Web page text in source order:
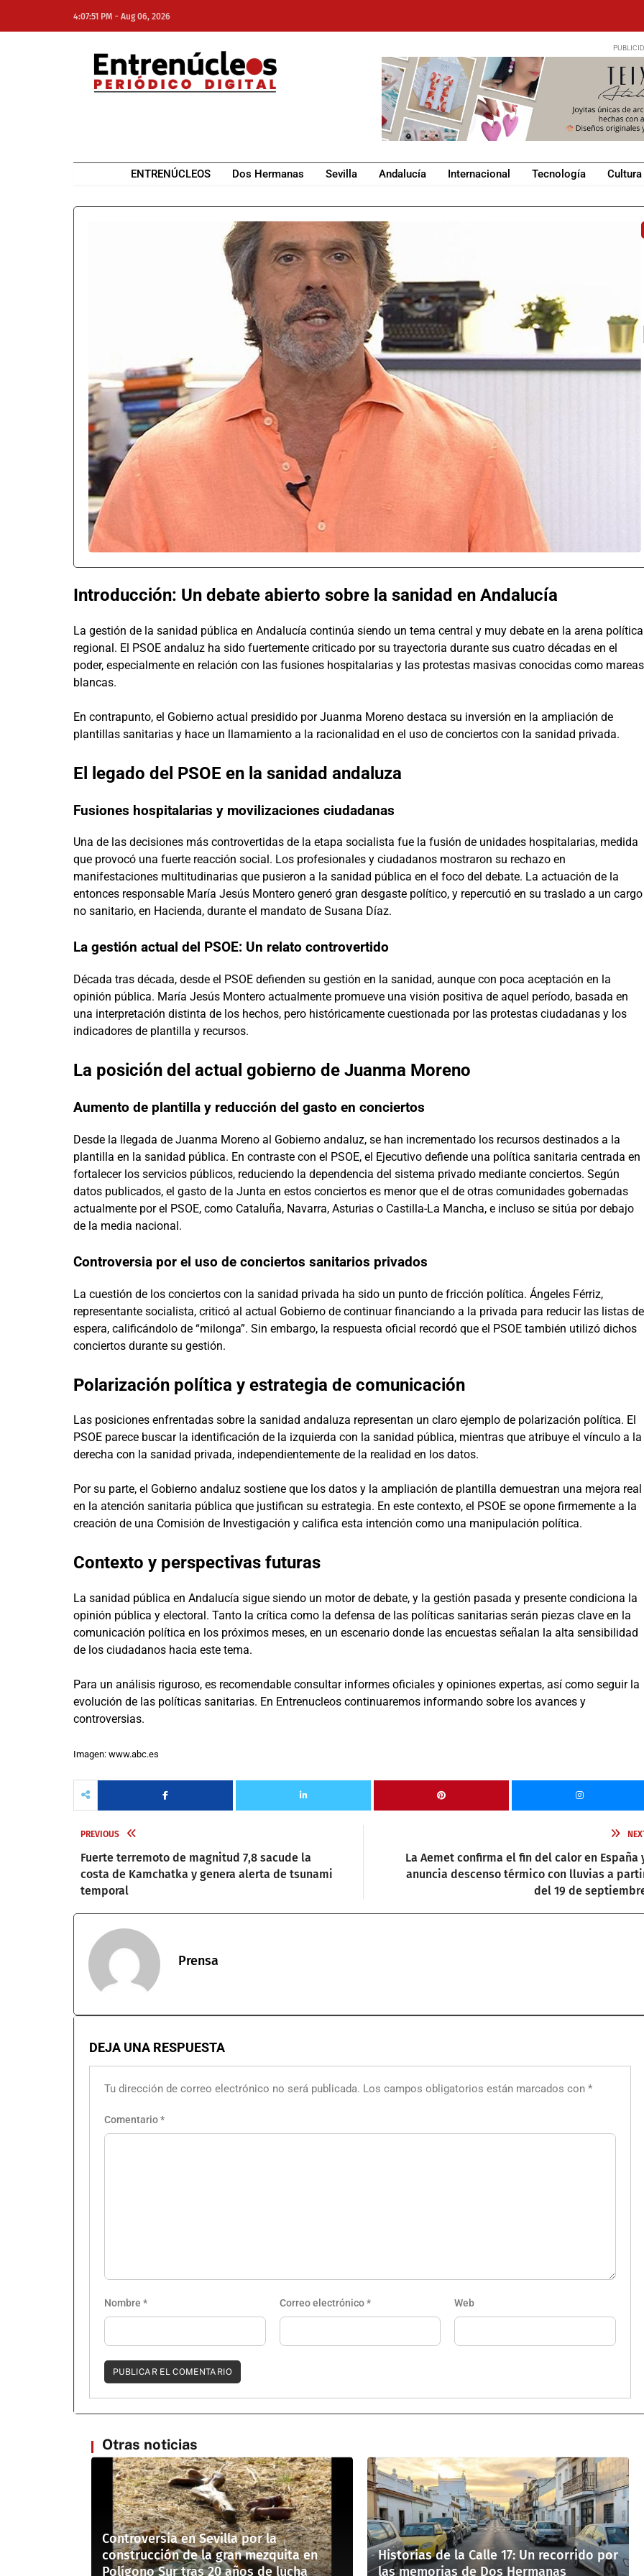
4:07:51 PM - Aug 06, 2026
ENTRENÚCLEOS Dos Hermanas Sevilla Andalucía Internacional Tecnología
Introducción: Un debate abierto sobre la sanidad en Andalucía
La gestión de la sanidad pública en Andalucía continúa siendo un tema central y muy debate en la arena política
regional. El PSOE andaluz ha sido fuertemente criticado por su trayectoria durante sus cuatro décadas en el
poder, especialmente en relación con las fusiones hospitalarias y las protestas masivas conocidas como mareas
blancas.
En contrapunto, el Gobierno actual presidido por Juanma Moreno destaca su inversión en la ampliación de
plantillas sanitarias y hace un llamamiento a la racionalidad en el uso de conciertos con la sanidad privada.
El legado del PSOE en la sanidad andaluza
Fusiones hospitalarias y movilizaciones ciudadanas
Una de las decisiones más controvertidas de la etapa socialista fue la fusión de unidades hospitalarias, medida
que provocó una fuerte reacción social. Los profesionales y ciudadanos mostraron su rechazo en
manifestaciones multitudinarias que pusieron a la sanidad pública en el foco del debate. La actuación de la
entonces responsable María Jesús Montero generó gran desgaste político, y repercutió en su traslado a un cargo
no sanitario, en Hacienda, durante el mandato de Susana Díaz.
La gestión actual del PSOE: Un relato controvertido
Década tras década, desde el PSOE defienden su gestión en la sanidad, aunque con poca aceptación en la
opinión pública. María Jesús Montero actualmente promueve una visión positiva de aquel período, basada en
una interpretación distinta de los hechos, pero históricamente cuestionada por las protestas ciudadanas y los
indicadores de plantilla y recursos.
La posición del actual gobierno de Juanma Moreno
Aumento de plantilla y reducción del gasto en conciertos
Desde la llegada de Juanma Moreno al Gobierno andaluz, se han incrementado los recursos destinados a la
plantilla en la sanidad pública. En contraste con el PSOE, el Ejecutivo defiende una política sanitaria centrada en
fortalecer los servicios públicos, reduciendo la dependencia del sistema privado mediante conciertos. Según
datos publicados, el gasto de la Junta en estos conciertos es menor que el de otras comunidades gobernadas
actualmente por el PSOE, como Cataluña, Navarra, Asturias o Castilla-La Mancha, e incluso se sitúa por debajo
de la media nacional.
Controversia por el uso de conciertos sanitarios privados
La cuestión de los conciertos con la sanidad privada ha sido un punto de fricción política. Ángeles Férriz,
representante socialista, criticó al actual Gobierno de continuar financiando a la privada para reducir las listas de
espera, calificándolo de “milonga”. Sin embargo, la respuesta oficial recordó que el PSOE también utilizó dichos
conciertos durante su gestión.
Polarización política y estrategia de comunicación
Las posiciones enfrentadas sobre la sanidad andaluza representan un claro ejemplo de polarización política. El
PSOE parece buscar la identificación de la izquierda con la sanidad pública, mientras que atribuye el vínculo a la
derecha con la sanidad privada, independientemente de la realidad en los datos.
Por su parte, el Gobierno andaluz sostiene que los datos y la ampliación de plantilla demuestran una mejora real
en la atención sanitaria pública que justifican su estrategia. En este contexto, el PSOE se opone firmemente a la
creación de una Comisión de Investigación y califica esta intención como una manipulación política.
Contexto y perspectivas futuras
La sanidad pública en Andalucía sigue siendo un motor de debate, y la gestión pasada y presente condiciona la
opinión pública y electoral. Tanto la crítica como la defensa de las políticas sanitarias serán piezas clave en la
comunicación política en los próximos meses, en un escenario donde las encuestas señalan la alta sensibilidad
de los ciudadanos hacia este tema.
Para un análisis riguroso, es recomendable consultar informes oficiales y opiniones expertas, así como seguir la
evolución de las políticas sanitarias. En Entrenucleos continuaremos informando sobre los avances y
controversias.
Imagen: www.abc.es
PREVIOUS
Fuerte terremoto de magnitud 7,8 sacude la
costa de Kamchatka y genera alerta de tsunami
temporal
La Aemet confirma el fin del calor en España
anuncia descenso térmico con lluvias a
del 19 de
Prensa
DEJA UNA RESPUESTA
Tu dirección de correo electrónico no será publicada. Los campos obligatorios están marcados con *
Comentario*
Nombre * Correo electrónico* Web
Otras noticias
Controversia en Sevilla por la
construcción de la gran mezquita en
Polígono Sur tras 20 años de lucha
Historias de la Calle 17: Un recorrido por
las memorias de Dos Hermanas